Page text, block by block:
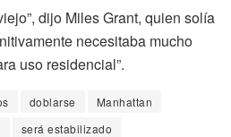
dijo Miles Grant, quien solía
necesitaba mucho
uso residencial”.
doblarse
Manhattan
será estabilizado